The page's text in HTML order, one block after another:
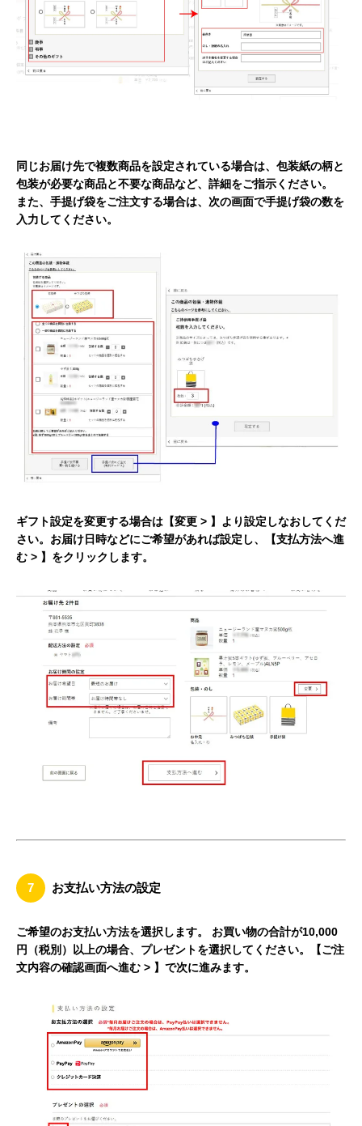
同じお届け先で複数商品を設定されている場合は、包装紙の柄と
包装が必要な商品と不要な商品など、詳細をご指示ください。
また、手提げ袋をご注文する場合は、次の画面で手提げ袋の数を
入力してください。
ギフト設定を変更する場合は【変更 > 】より設定しなおしてくだ
さい。お届け日時などにご希望があれば設定し、【支払方法へ進
む > 】をクリックします。
7 お支払い方法の設定
ご希望のお支払い方法を選択します。 お買い物の合計が10,000
円（税別）以上の場合、プレゼントを選択してください。【ご注
文内容の確認画面へ進む > 】で次に進みます。